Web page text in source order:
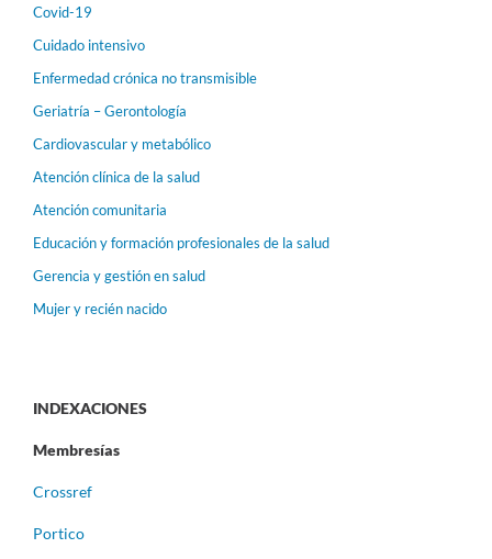
Covid-19
Cuidado intensivo
Enfermedad crónica no transmisible
Geriatría – Gerontología
Cardiovascular y metabólico
Atención clínica de la salud
Atención comunitaria
Educación y formación profesionales de la salud
Gerencia y gestión en salud
Mujer y recién nacido
INDEXACIONES
Membresías
Crossref
Portico